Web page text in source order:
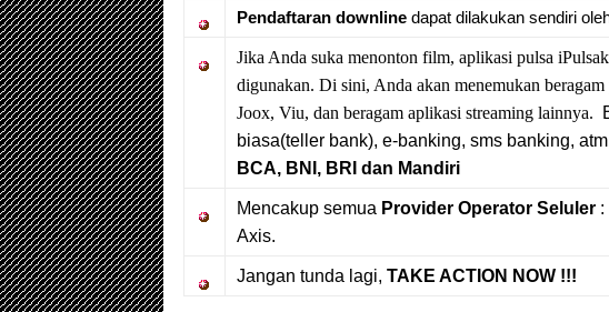
Pendaftaran downline dapat dilakukan sendiri
Jika Anda suka menonton film, aplikasi pulsa
digunakan. Di sini, Anda akan menemukan
Joox, Viu, dan beragam aplikasi streaming lainnya.
biasa(teller bank), e-banking, sms banking,
BCA, BNI, BRI dan Mandiri
Mencakup semua Provider Operator Seluler :
Axis.
Jangan tunda lagi, TAKE ACTION NOW !!!